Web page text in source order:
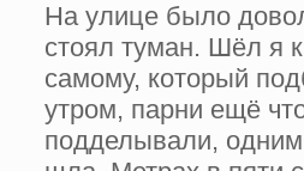
На улице было
стоял туман. Шёл я
самому, который
утром, парни ещё
подделывали,